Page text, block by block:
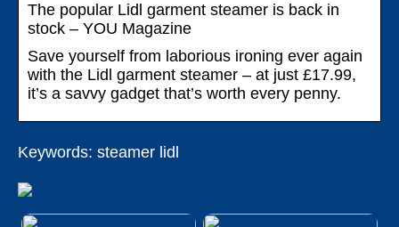
The popular Lidl garment steamer is back in
stock – YOU Magazine
Save yourself from laborious ironing ever again
with the Lidl garment steamer – at just £17.99,
it’s a savvy gadget that’s worth every penny.
Keywords: steamer lidl